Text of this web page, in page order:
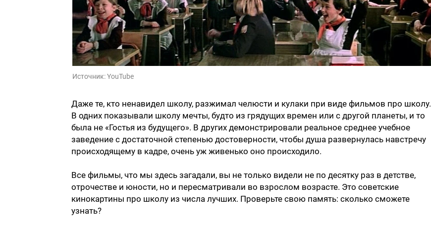
Источник:YouTube
Даже те, кто ненавидел школу, разжимал челюсти и кулаки при виде фильмов про школу.
В одних показывали школу мечты, будто из грядущих времен или с другой планеты, и то
была не «Гостья из будущего». В других демонстрировали реальное среднее учебное
заведение с достаточной степенью достоверности, чтобы душа развернулась навстречу
происходящему в кадре, очень уж живенько оно происходило.
Все фильмы, что мы здесь загадали, вы не только видели не по десятку раз в детстве,
отрочестве и юности, но и пересматривали во взрослом возрасте. Это советские
кинокартины про школу из числа лучших. Проверьте свою память: сколько сможете
узнать?